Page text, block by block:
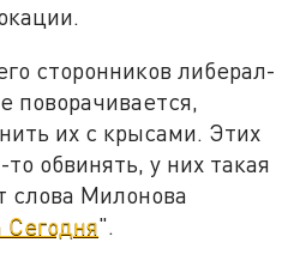
сторонников либерал-
поворачивается,
их с крысами. Этих
обвинять, у них такая
слова Милонова
Сегодня".